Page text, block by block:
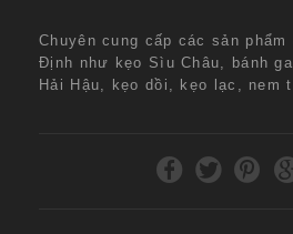
Chuyên cung cấp các sản phẩm
Định như kẹo Sìu Châu, bánh
Hải Hậu, kẹo dồi, kẹo lạc, nem